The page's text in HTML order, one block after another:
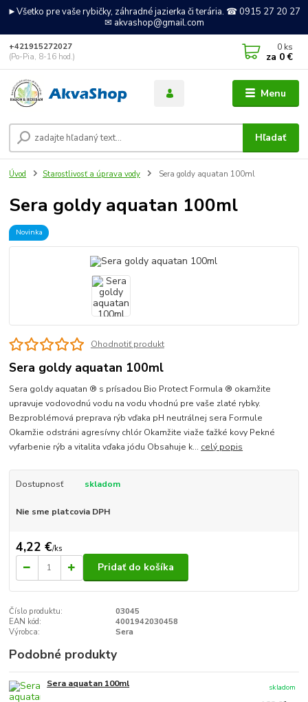
►Všetko pre vaše rybičky, záhradné jazierka či terária. ☎ 0915 27 20 27
✉ akvashop@gmail.com
Menu
Hľadať
+421915272027
(Po-Pia, 8-16 hod.)
0 ks
za 0 €
Úvod Starostlivosť a úprava vody Sera goldy aquatan 100ml
Sera goldy aquatan 100ml
Novinka
Ohodnotiť produkt
Sera goldy aquatan 100ml
Sera goldy aquatan ® s prísadou Bio Protect Formula ® okamžite
upravuje vodovodnú vodu na vodu vhodnú pre vaše zlaté rybky.
Bezproblémová preprava rýb vďaka pH neutrálnej sera Formule
Okamžie odstráni agresívny chlór Okamžite viaže ťažké kovy Pekné
vyfarbenie rýb a vitalita vďaka jódu Obsahuje k... celý popis
Dostupnosť skladom
Nie sme platcovia DPH
4,22 €/ks
Pridať do košíka
Číslo produktu:
03045
EAN kód:
4001942030458
Výrobca:
Sera
Podobné produkty
Sera aquatan 100ml
skladom